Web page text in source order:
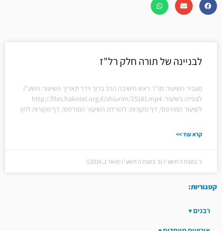
לבניינה של תורה חלק רל"ז
מעביר השיעור: מו"ר ראש הישיבה הרב ברוך וידר תאריך השיעור: תשע"ו
לשיעור המודפס/ דף מקורות: להורדת השיעור המודפס/ דף מקורות לחץ
קרא עוד >>
כ׳ בטבת ה׳תשע״ו (כ׳ בטבת ה׳תשע״ו (ינואר 1, 2016))
קטגוריות:
רבנים